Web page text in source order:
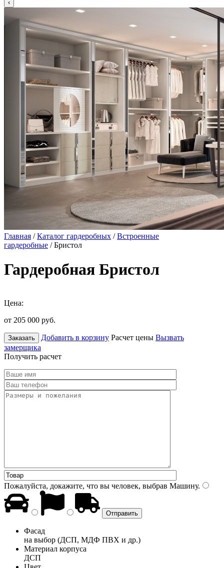
Главная /Каталог гардеробных /Встроенные
гардеробные / Бристол
Гардеробная Бристол
Цена:
от 205 000 руб.
Заказать Добавить в корзину Расчет цены Вызвать
замерщика
Получить расчет
Пожалуйста, докажите, что вы человек, выбрав Машину.
Фасад
на выбор (ДСП, МДФ ПВХ и др.)
Материал корпуса
ДСП